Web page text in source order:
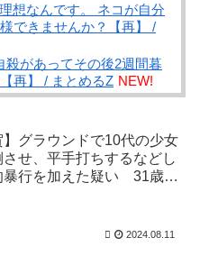
想なんです。 ネコが自分
できませんか？【再】 /
があってその後2週間暮
再】 / まとめるZ NEW!
(8/6 15:39)
。簡単とか言ってる奴は
ンテナ！ NEW! (8/6 15:35)
社」wwwwwww / NEWま
プチプチ株式会社」に社
】グラウンドで10代の少女
させ、平手打ちするなどし
暴行を加えた疑い 31歳の
2024.08.11